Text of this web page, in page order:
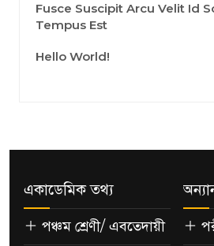
Fusce Suscipit Arcu Velit Id
Tempus Est
Hello World!
একাডেমিক তথ্য
পঞ্চম শ্রেণী/ এবতেদায়ী